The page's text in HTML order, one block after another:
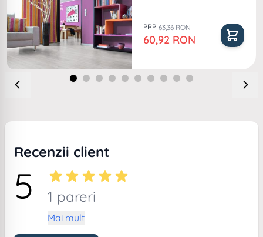
PRP 63,36 RON
Pret special
60,92 RON
Recenzii client
5 1 pareri
Mai mult